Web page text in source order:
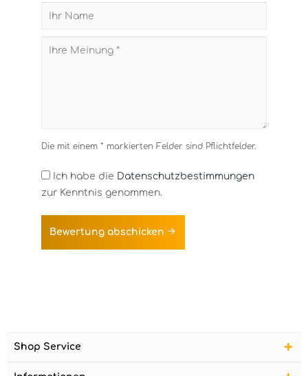
Die mit einem * markierten Felder sind Pflichtfelder.
Ich habe die Datenschutzbestimmungen
zur Kenntnis genommen.
Bewertung abschicken
Shop Service